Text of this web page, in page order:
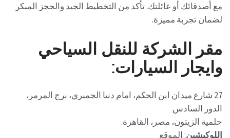
مع أصدقائك أو عائلتك. تأكد من التخطيط الجيد والحجز المبكر
لضمان تجربة مميزة.
مقر الشركة للنقل السياحي
وايجار السيارات:
27 شارع ميدان ابن الحكم، امام دنيا الجمبري، برج المرمر،
الدور السادس
حلمية الزيتون، مصر، القاهرة.
اللوكيشين: الموقع